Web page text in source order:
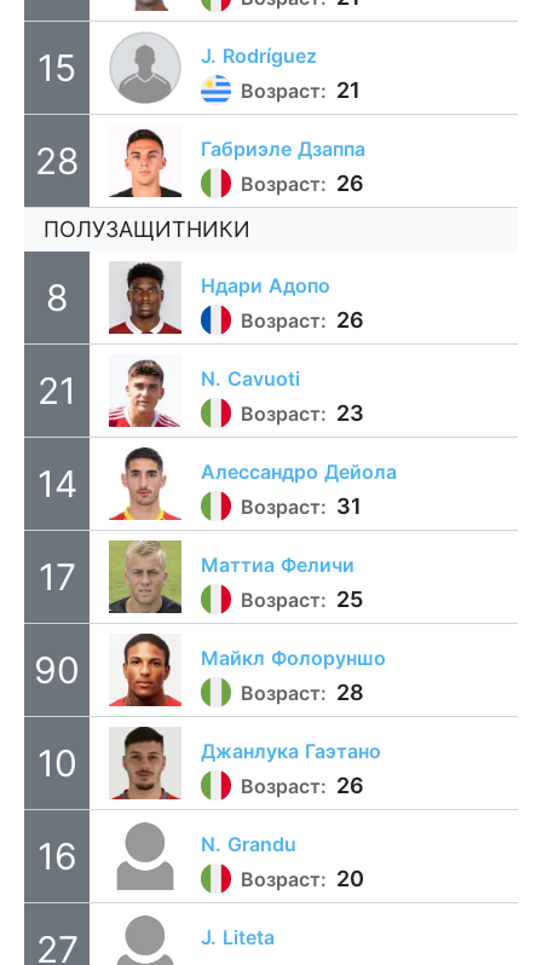
15 J. Rodríguez
Возраст: 21
28 Габриэле Дзаппа
Возраст: 26
ПОЛУЗАЩИТНИКИ
8 Ндари Адопо
Возраст: 26
21 N. Cavuoti
Возраст: 23
14 Алессандро Дейола
Возраст: 31
17 Маттиа Феличи
Возраст: 25
90 Майкл Фолоруншо
Возраст: 28
10 Джанлука Гаэтано
Возраст: 26
16 N. Grandu
Возраст: 20
27 J. Liteta